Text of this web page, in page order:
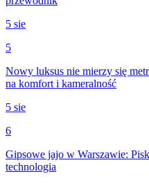
5 sie
5
Nowy luksus nie mierzy się
na komfort i kameralność
5 sie
6
Gipsowe jajo w Warszawie:
technologia